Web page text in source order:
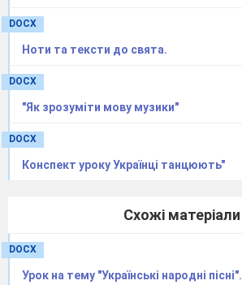
DOCX
Ноти та тексти до свята.
DOCX
"Як зрозуміти мову музики"
DOCX
Конспект уроку Українці танцюють"
Схожі матеріали
DOCX
Урок на тему "Українські народні пісні".